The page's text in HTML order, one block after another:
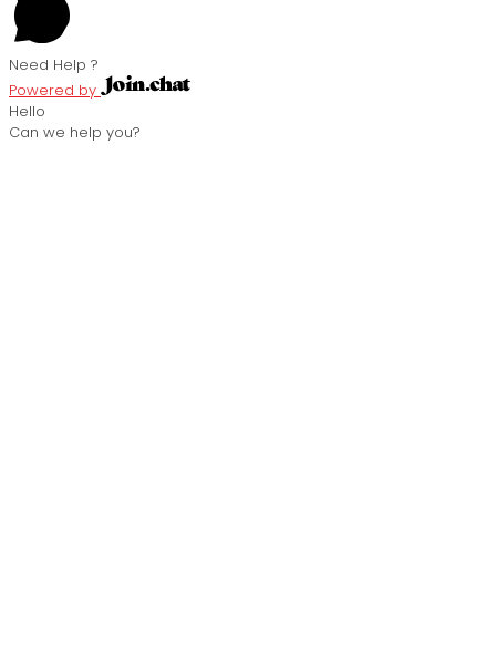
Need Help ?
Powered by
Hello
Can we help you?